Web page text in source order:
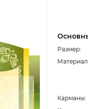
Размер:
Карманы: